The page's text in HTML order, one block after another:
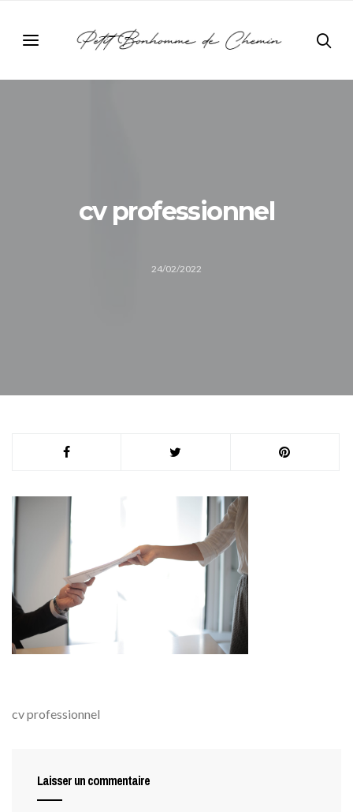
cv professionnel
24/02/2022
cv professionnel
Laisser un commentaire